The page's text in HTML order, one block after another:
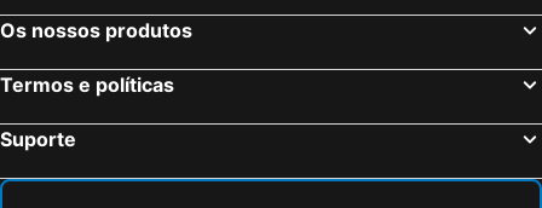
Os nossos produtos
Termos e políticas
Suporte